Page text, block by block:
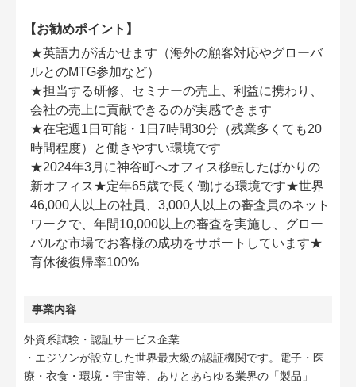
【お勧めポイント】
★英語力が活かせます（海外の顧客対応やグローバ
ルとのMTG参加など）
★担当する研修、セミナーの売上、利益に携わり、
会社の売上に貢献できるのが実感できます
★在宅週1日可能・1日7時間30分（残業多くても20
時間程度）と働きやすい環境です
★2024年3月に神谷町へオフィス移転したばかりの
新オフィス★定年65歳で長く働ける環境です★世界
46,000人以上の社員、3,000人以上の審査員のネット
ワークで、年間10,000以上の審査を実施し、グロー
バルな市場でお客様の成功をサポートしています★
育休後復帰率100%
事業内容
外資系試験・認証サービス企業
・エジソンが設立した世界最大級の認証機関です。電子・医
療・衣食・環境・宇宙等、ありとあらゆる業界の「製品」